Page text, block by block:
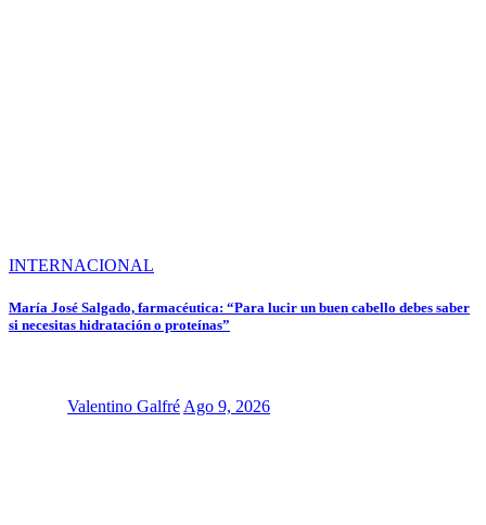
INTERNACIONAL
María José Salgado, farmacéutica: “Para lucir un buen cabello debes saber
si necesitas hidratación o proteínas”
Valentino GalfréAgo 9, 2026